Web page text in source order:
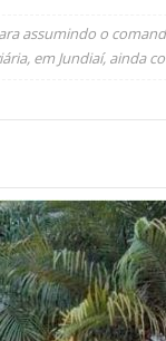
assumindo o
em Jundiaí, ainda